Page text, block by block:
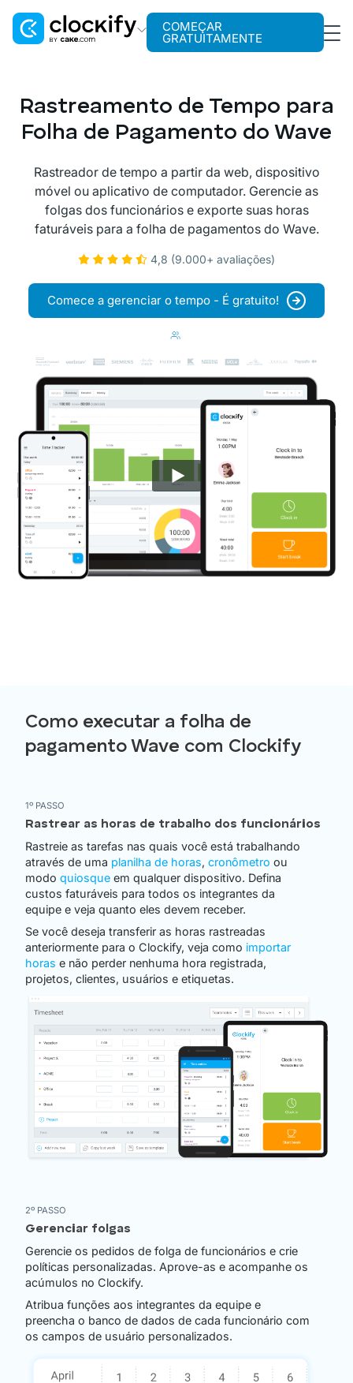
Plaky
Gerenciamento de projetos
Pumble
Comunicação para equipes
COMEÇAR
GRATUITAMENTE
Rastreamento de Tempo para
Folha de Pagamento do Wave
Rastreador de tempo a partir da web, dispositivo
móvel ou aplicativo de computador. Gerencie as
folgas dos funcionários e exporte suas horas
faturáveis para a folha de pagamentos do Wave.
4,8 (9.000+ avaliações)
Comece a gerenciar o tempo - É gratuito!
Como executar a folha de
pagamento Wave com Clockify
1º PASSO
Rastrear as horas de trabalho dos funcionários
Rastreie as tarefas nas quais você está trabalhando
através de uma planilha de horas, cronômetro ou
modo quiosque em qualquer dispositivo. Defina
custos faturáveis ​​para todos os integrantes da
equipe e veja quanto eles devem receber.
Se você deseja transferir as horas rastreadas
anteriormente para o Clockify, veja como importar
horas e não perder nenhuma hora registrada,
projetos, clientes, usuários e etiquetas.
2º PASSO
Gerenciar folgas
Gerencie os pedidos de folga de funcionários e crie
políticas personalizadas. Aprove-as e acompanhe os
acúmulos no Clockify.
Atribua funções aos integrantes da equipe e
preencha o banco de dados de cada funcionário com
os campos de usuário personalizados.